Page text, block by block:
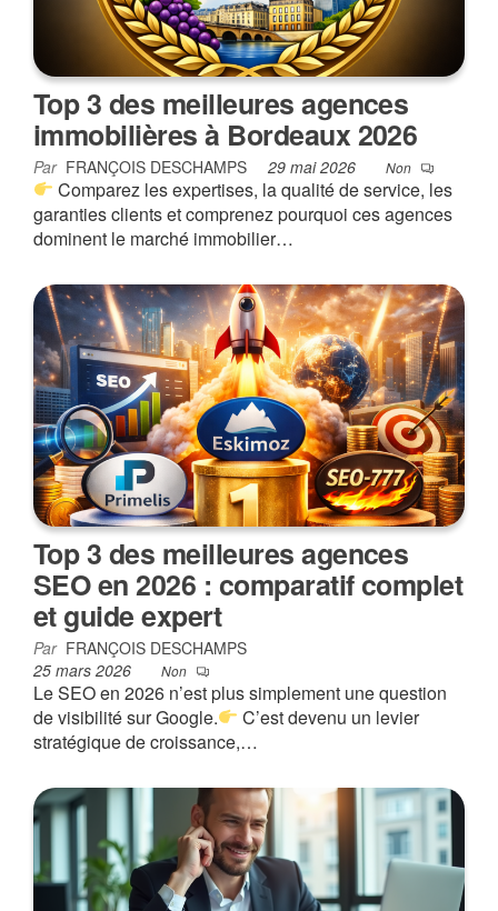
Top 3 des meilleures agences
immobilières à Bordeaux 2026
Par FRANÇOIS DESCHAMPS 29 mai 2026 Non
Comparez les expertises, la qualité de service, les
garanties clients et comprenez pourquoi ces agences
dominent le marché immobilier…
Top 3 des meilleures agences
SEO en 2026 : comparatif complet
et guide expert
Par FRANÇOIS DESCHAMPS
25 mars 2026
Non
Le SEO en 2026 n’est plus simplement une question
de visibilité sur Google.
C’est devenu un levier
stratégique de croissance,…